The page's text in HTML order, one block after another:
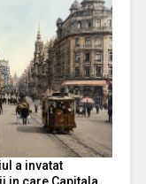
a invatat
in care Capitala